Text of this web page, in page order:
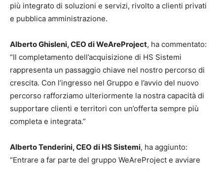
più integrato di soluzioni e servizi, rivolto a clienti privati
e pubblica amministrazione.
Alberto Ghisleni, CEO di WeAreProject, ha commentato:
“Il completamento dell’acquisizione di HS Sistemi
rappresenta un passaggio chiave nel nostro percorso di
crescita. Con l’ingresso nel Gruppo e l’avvio del nuovo
percorso rafforziamo ulteriormente la nostra capacità di
supportare clienti e territori con un’offerta sempre più
completa e integrata.”
Alberto Tenderini, CEO di HS Sistemi, ha aggiunto:
“Entrare a far parte del gruppo WeAreProject e avviare